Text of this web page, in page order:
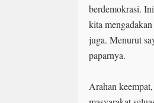
berdemokrasi.
kita
juga. Menurut
paparnya.
Arahan